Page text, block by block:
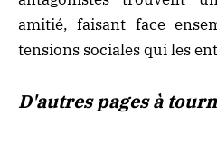
amitié, faisant face
tensions sociales qui les
D'autres pages à